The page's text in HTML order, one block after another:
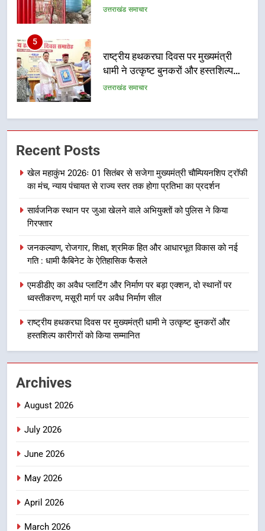
कारीगरों को किया सम्मानित
उत्तराखंड समाचार
6
उत्तराखंड कांग्रेस में बड़ा संगठनात्मक
फेरबदल, नई कार्यकारिणी और समितियों
का गठन
उत्तराखंड समाचार
7
भर्ती
उत्तराखंड समाचार
दिल्ली-देहरादून आर्थिक कॉरिडोर से जुड़ी
का डीएम ने किया निरीक्षण; समयबद्ध एवं
गुणवत्तापूर्ण निर्माण सुनिश्चित करने के
नहींः डीएम
उत्तराखंड समाचार
खेल महाकुंभ 2026ः 01 सितंबर से सजेगा
न्याय पंचायत से राज्य स्तर तक होगा
प्रतिभा का प्रदर्शन
उत्तराखंड समाचार
3
Recent Posts
खेल महाकुंभ 2026ः 01 सितंबर से सजेगा मुख्यमंत्री चौम्पियनशिप ट्रॉफी
का मंच, न्याय पंचायत से राज्य स्तर तक होगा प्रतिभा का प्रदर्शन
सार्वजनिक स्थान पर जुआ खेलने वाले अभियुक्तों को पुलिस ने किया
गिरफ्तार
जनकल्याण, रोजगार, शिक्षा, श्रमिक हित और आधारभूत विकास को नई
गति : धामी कैबिनेट के ऐतिहासिक फैसले
एमडीडीए का अवैध प्लाटिंग और निर्माण पर बड़ा एक्शन, दो स्थानों पर
ध्वस्तीकरण, मसूरी मार्ग पर अवैध निर्माण सील
राष्ट्रीय हथकरघा दिवस पर मुख्यमंत्री धामी ने उत्कृष्ट बुनकरों और
हस्तशिल्प कारीगरों को किया सम्मानित
Archives
August 2026
July 2026
June 2026
May 2026
April 2026
March 2026